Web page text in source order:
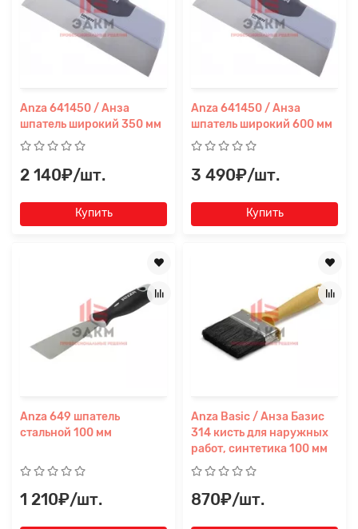
Anza 641450 / Анза
шпатель широкий 350 мм
2 140₽/шт.
Купить
Anza 641450 / Анза
шпатель широкий 600 мм
3 490₽/шт.
Купить
Anza 649 шпатель
стальной 100 мм
1 210₽/шт.
Anza Basic / Анза Базис
314 кисть для наружных
работ, синтетика 100 мм
870₽/шт.